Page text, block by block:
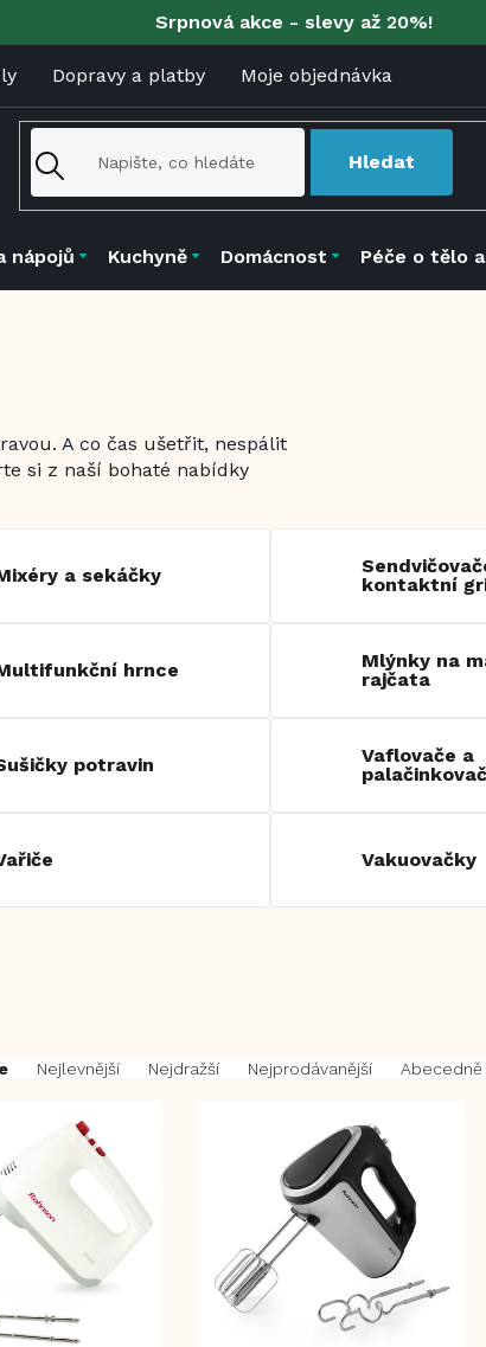
Srpnová akce - slevy až 20%!
Dopravy a platby Moje objednávka
Hledat
nápojů Kuchyně Domácnost Péče o tělo
A co čas ušetřit, nespálit
si z naší bohaté nabídky
a sekáčky
kontaktní
hrnce
Mlýnky na
rajčata
potravin
Vaflovače a
Vakuovačky
Nejlevnější Nejdražší Nejprodávanější Abecedně